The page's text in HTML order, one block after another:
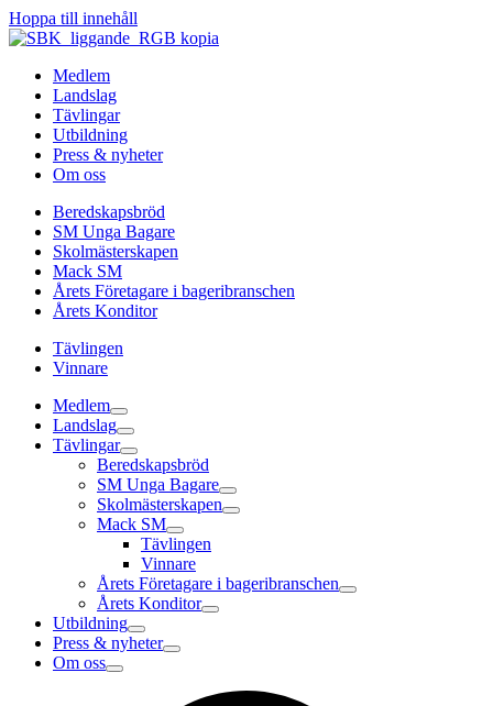
Hoppa till innehåll
Medlem
Landslag
Tävlingar
Utbildning
Press & nyheter
Om oss
Beredskapsbröd
SM Unga Bagare
Skolmästerskapen
Mack SM
Årets Företagare i bageribranschen
Årets Konditor
Tävlingen
Vinnare
Medlem
Landslag
Tävlingar
Beredskapsbröd
SM Unga Bagare
Skolmästerskapen
Mack SM
Tävlingen
Vinnare
Årets Företagare i bageribranschen
Årets Konditor
Utbildning
Press & nyheter
Om oss